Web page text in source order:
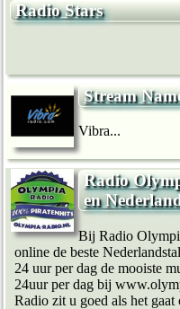
Radio Stars
Stream
Vibra...
Radio
en
Bij Radio
online de beste
24 uur per dag de mooiste
24uur per dag bij
Radio zit u goed als het